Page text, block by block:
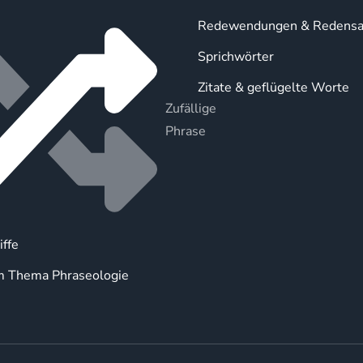
Zufällige
Phrase
Thema Phraseologie
Redewendungen &
Sprichwörter
Zitate & geflügelte Worte